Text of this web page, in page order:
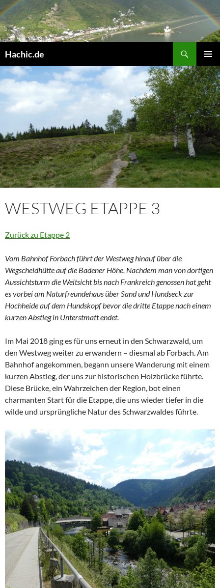
Hachic.de
MENÜ
WESTWEG ETAPPE 3
Zurück zu Etappe 2
Vom Bahnhof Forbach führt der Westweg hinauf über die
Wegscheidhütte auf die Badener Höhe. Nachdem man von dortigen
Aussichtsturm die Weitsicht bis nach Frankreich genossen hat geht
es vorbei am Naturfreundehaus über Sand und Hundseck zur
Hochheide auf dem Hundskopf bevor die dritte Etappe nach einem
kurzen Abstieg in Unterstmatt endet.
Im Mai 2018 ging es für uns erneut in den Schwarzwald, um
den Westweg weiter zu erwandern – diesmal ab Forbach. Am
Bahnhof angekommen, begann unsere Wanderung mit einem
kurzen Abstieg, der uns zur historischen Holzbrücke führte.
Diese Brücke, ein Wahrzeichen der Region, bot einen
charmanten Start für die Etappe, die uns wieder tiefer in die
wilde und ursprüngliche Natur des Schwarzwaldes führte.